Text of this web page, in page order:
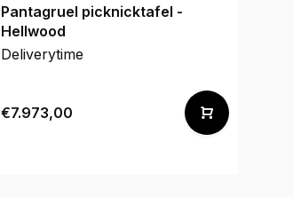
Pantagruel picknicktafel -
Hellwood
Deliverytime
€7.973,00